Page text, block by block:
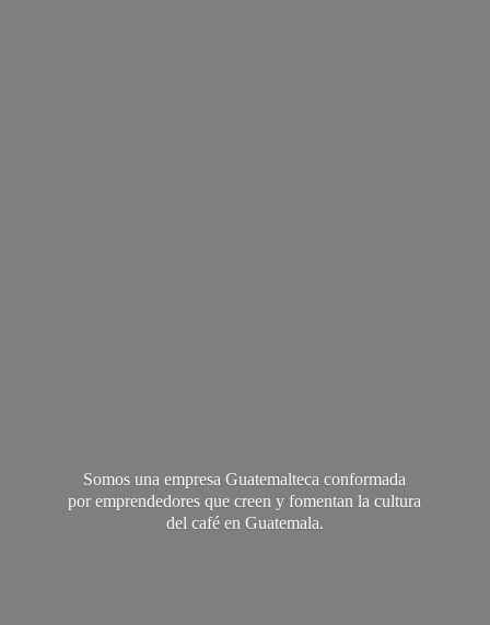
Somos una empresa Guatemalteca conformada
por emprendedores que creen y fomentan la cultura
del café en Guatemala.